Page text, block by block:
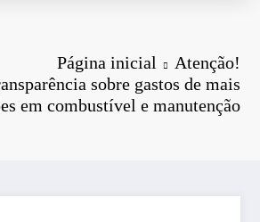
Página inicial
Atenção!
sobre gastos de mais
em combustível e manutenção